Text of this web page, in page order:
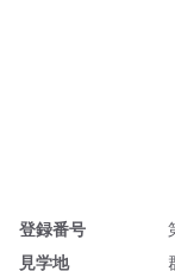
登録番号
見学地